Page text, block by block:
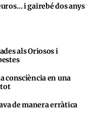
i gairebé dos anys
als Oriosos i
consciència en una
tot
de manera erràtica